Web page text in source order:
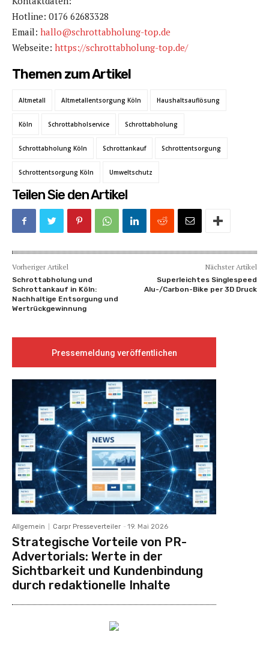
Hotline: 0176 62683328
Email: hallo@schrottabholung-top.de
Webseite: https://schrottabholung-top.de/
Themen zum Artikel
Altmetall Altmetallentsorgung Köln Haushaltsauflösung
Köln Schrottabholservice Schrottabholung
Schrottabholung Köln Schrottankauf Schrottentsorgung
Schrottentsorgung Köln Umweltschutz
Teilen Sie den Artikel
Vorheriger Artikel
Schrottabholung und
Schrottankauf in Köln:
Nachhaltige Entsorgung und
Wertrückgewinnung
Nächster Artikel
Superleichtes Singlespeed
Alu-/Carbon-Bike per 3D Druck
Pressemeldung veröffentlichen
Allgemein Carpr Presseverteiler - 19. Mai 2026
Strategische Vorteile von PR-
Advertorials: Werte in der
Sichtbarkeit und Kundenbindung
durch redaktionelle Inhalte